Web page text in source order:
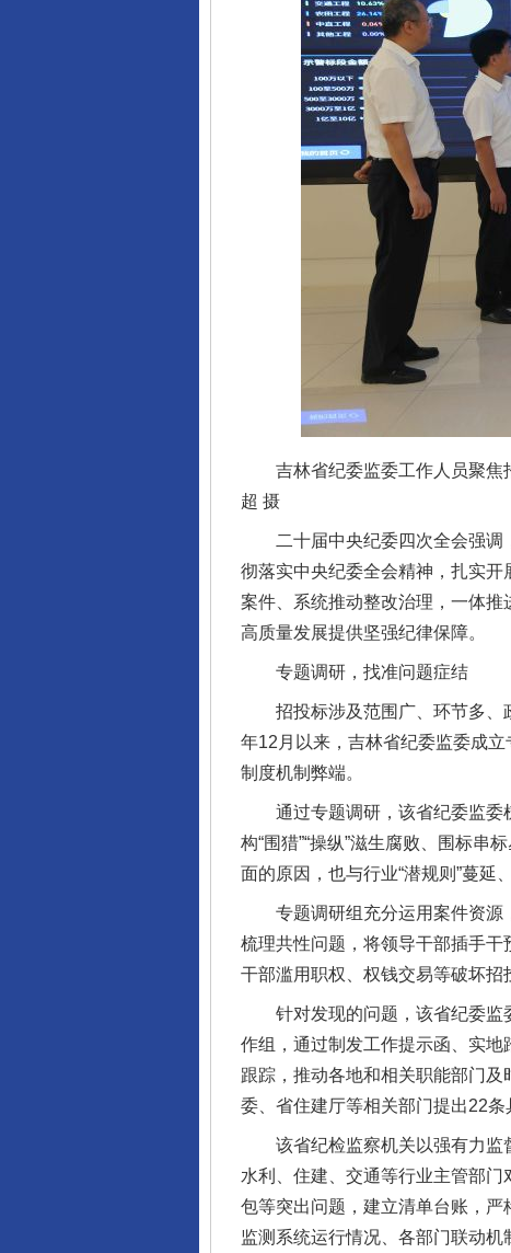
吉林省纪委监委工作人员聚焦招
超 摄
二十届中央纪委四次全会强调，
彻落实中央纪委全会精神，扎实
案件、系统推动整改治理，一体推
高质量发展提供坚强纪律保障。
专题调研，找准问题症结
招投标涉及范围广、环节多、政
年12月以来，吉林省纪委监委成
制度机制弊端。
通过专题调研，该省纪委监委梳
构“围猎”“操纵”滋生腐败、围标
面的原因，也与行业“潜规则”蔓延
专题调研组充分运用案件资源，
梳理共性问题，将领导干部插手干
干部滥用职权、权钱交易等破坏招
针对发现的问题，该省纪委监委
作组，通过制发工作提示函、实
跟踪，推动各地和相关职能部门
委、省住建厅等相关部门提出22条
该省纪检监察机关以强有力监督
水利、住建、交通等行业主管部
包等突出问题，建立清单台账，
监测系统运行情况、各部门联动